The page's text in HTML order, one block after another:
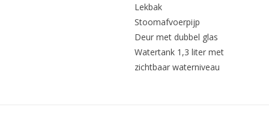
Lekbak
Stoomafvoerpijp
Deur met dubbel glas
Watertank 1,3 liter met
zichtbaar waterniveau